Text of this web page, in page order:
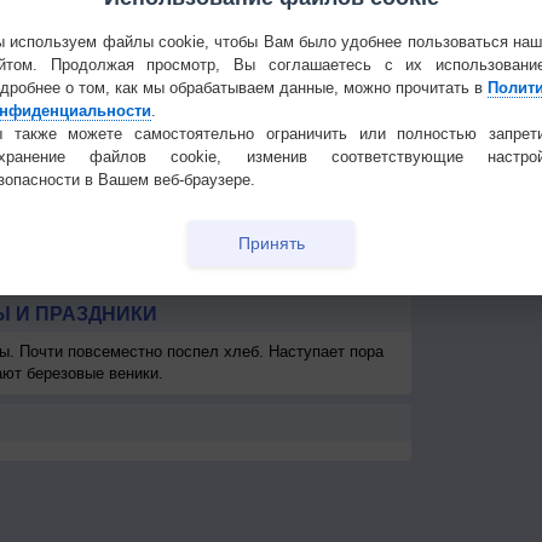
>10 км
> 1 км
3-6
<7
>10 км
> 1 км
3-6
<7
>10 км
> 1 км
3-6
<7
>10 км
> 1 км
2-5
<7
>10 км
> 1 км
2-5
<7
>10 км
> 1 км
3-6
>10 км
> 1 км
>10 км
60
>
И ПРАЗДНИКИ
Почти повсеместно поспел хлеб. Наступает пора
березовые веники.
Гостевая
используем файлы cookie, чтобы Вам было удобнее пользоваться
Продолжая просмотр, Вы соглашаетесь с их
о том, как мы обрабатываем данные, можно прочитать в
также можете самостоятельно ограничить или полностью
файлов cookie, изменив соответствующие
в Вашем веб-браузере.
Принять